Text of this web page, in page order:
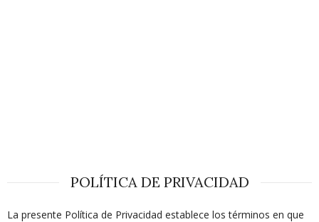
POLÍTICA DE PRIVACIDAD
La presente Política de Privacidad establece los términos en que